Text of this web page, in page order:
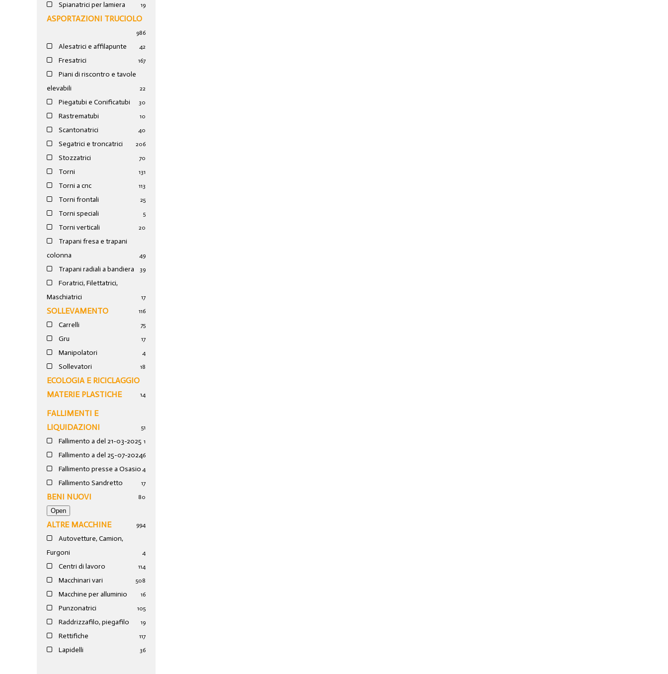
Spianatrici per lamiera 19
ASPORTAZIONI TRUCIOLO
986
Alesatrici e affilapunte 42
Fresatrici 167
Piani di riscontro e tavole
elevabili
22
Piegatubi e Conificatubi 30
Rastrematubi 10
Scantonatrici 40
Segatrici e troncatrici 206
Stozzatrici 70
Torni 131
Torni a cnc 113
Torni frontali 25
Torni speciali 5
Torni verticali 20
Trapani fresa e trapani
colonna
49
Trapani radiali a bandiera 39
Foratrici, Filettatrici,
Maschiatrici
17
SOLLEVAMENTO 116
Carrelli 75
Gru 17
Manipolatori 4
Sollevatori 18
ECOLOGIA E RICICLAGGIO
MATERIE PLASTICHE
14
FALLIMENTI E
LIQUIDAZIONI
51
Fallimento a del 21-03-2025 1
Fallimento a del 25-07-20246
Fallimento presse a Osasio 4
Fallimento Sandretto 17
BENI NUOVI 80
ALTRE MACCHINE 994
Autovetture, Camion,
Furgoni
4
Centri di lavoro 114
Macchinari vari 508
Macchine per alluminio 16
Punzonatrici 105
Raddrizzafilo, piegafilo 19
Rettifiche 117
Lapidelli 36